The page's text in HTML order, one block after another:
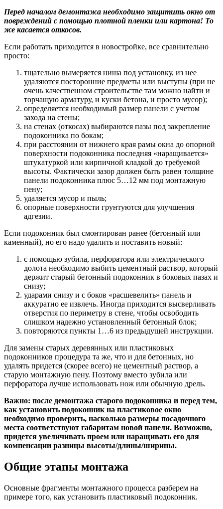
Перед началом демонтажа необходимо защитить окно от
повреждений с помощью плотной пленки или картона! То
же касается откосов.
Если работать приходится в новостройке, все сравнительно
просто:
тщательно вымеряется ниша под установку, из нее
удаляются посторонние предметы или выступы (при не
очень качественном строительстве там можно найти и
торчащую арматуру, и куски бетона, и просто мусор);
определяется необходимый размер панели с учетом
захода на стены;
на стенах (откосах) выбираются пазы под закрепление
подоконника по бокам;
при расстоянии от нижнего края рамы окна до опорной
поверхности подоконника последняя «наращивается»
штукатуркой или кирпичной кладкой до требуемой
высоты. Фактически зазор должен быть равен толщине
панели подоконника плюс 5…12 мм под монтажную
пену;
удаляется мусор и пыль;
опорные поверхности грунтуются для улучшения
адгезии.
Если подоконник был смонтирован ранее (бетонный или
каменный), но его надо удалить и поставить новый:
с помощью зубила, перфоратора или электрического
долота необходимо выбить цементный раствор, который
держит старый бетонный подоконник в боковых пазах и
снизу;
ударами снизу и с боков «расшевелить» панель и
аккуратно ее извлечь. Иногда приходится высверливать
отверстия по периметру в стене, чтобы освободить
слишком надежно установленный бетонный блок;
повторяются пункты 1…6 из предыдущей инструкции.
Для замены старых деревянных или пластиковых
подоконников процедура та же, что и для бетонных, но
удалять придется (скорее всего) не цементный раствор, а
старую монтажную пену. Поэтому вместо зубила или
перфоратора лучше использовать нож или обычную дрель.
Важно: после демонтажа старого подоконника и перед тем,
как установить подоконник на пластиковое окно
необходимо проверить, насколько размеры посадочного
места соответствуют габаритам новой панели. Возможно,
придется увеличивать проем или наращивать его для
компенсации разницы высоты/длины/ширины.
Общие этапы монтажа
Основные фрагменты монтажного процесса разберем на
примере того, как установить пластиковый подоконник.